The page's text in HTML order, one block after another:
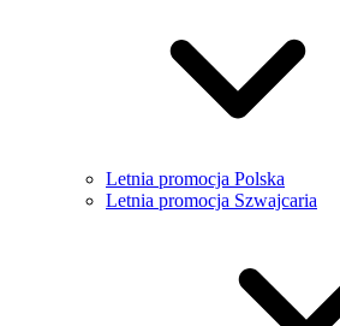
Letnia promocja Polska
Letnia promocja Szwajcaria